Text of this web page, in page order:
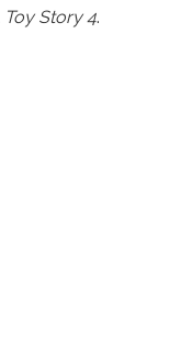
Toy Story 4.